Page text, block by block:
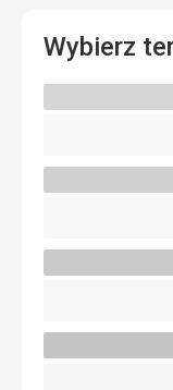
Wybierz